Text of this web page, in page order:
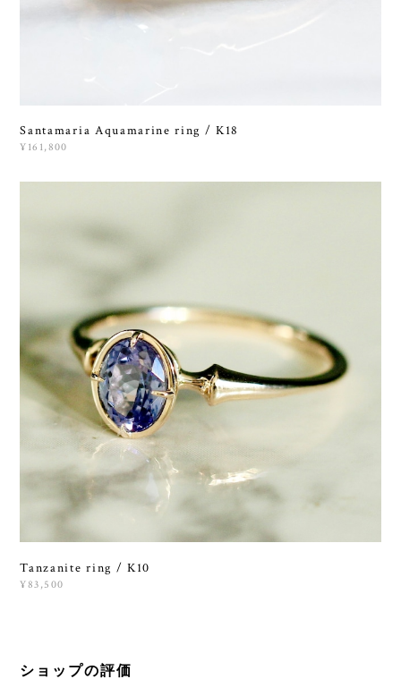
Santamaria Aquamarine ring / K18
¥161,800
Tanzanite ring / K10
¥83,500
ショップの評価